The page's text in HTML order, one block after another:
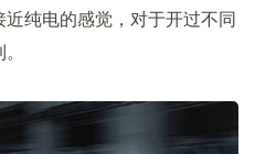
纯电的感觉，对于开过不同